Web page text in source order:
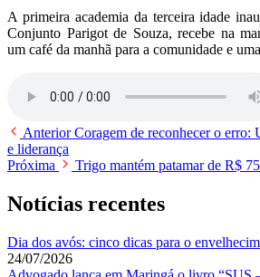
A primeira academia da terceira idade
Conjunto Parigot de Souza, recebe na
um café da manhã para a comunidade e
AnteriorCoragem de reconhecer o erro:
e liderança
Próxima
Trigo mantém patamar de R$
Notícias recentes
Dia dos avós: cinco dicas para o
24/07/2026